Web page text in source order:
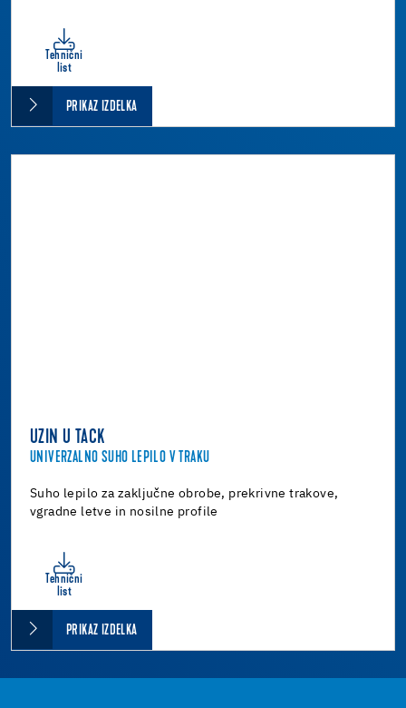
Tehnični
list
PRIKAZ IZDELKA
UZIN U TACK
UNIVERZALNO SUHO LEPILO V TRAKU
Suho lepilo za zaključne obrobe, prekrivne trakove,
vgradne letve in nosilne profile
Tehnični
list
PRIKAZ IZDELKA